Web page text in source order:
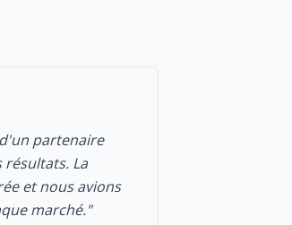
partenaire
résultats. La
et nous avions
marché."